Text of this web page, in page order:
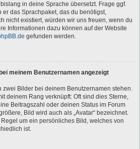
in deine Sprache übersetzt. Frage ggf.
er das Sprachpaket, das du benötigst,
nicht existiert, würden wir uns freuen, wenn du
Informationen dazu können auf der Website
gefunden werden.
meinem Benutzernamen angezeigt
zwei Bilder bei deinem Benutzernamen stehen.
deinem Rang verknüpft: Oft sind dies Sterne,
Beitragszahl oder deinen Status im Forum
Bild wird auch als „Avatar“ bezeichnet.
um ein persönliches Bild, welches von
ist.